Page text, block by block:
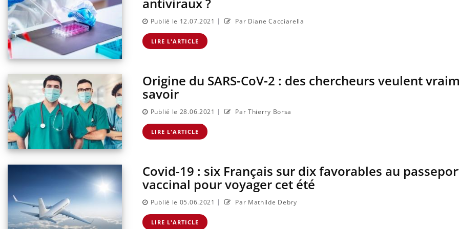
Publié le 12.07.2021 | Par Diane Cacciarella
LIRE L'ARTICLE
Origine du SARS-CoV-2 : des chercheurs veulent
savoir
Publié le 28.06.2021 | Par Thierry Borsa
LIRE L'ARTICLE
Covid-19 : six Français sur dix favorables au
vaccinal pour voyager cet été
Publié le 05.06.2021 | Par Mathilde Debry
LIRE L'ARTICLE